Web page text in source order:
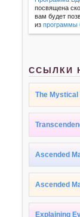
посвящена
вам будет
изпрограммы
ССЫЛКИ
The
Ascended
Ascended
Explaining